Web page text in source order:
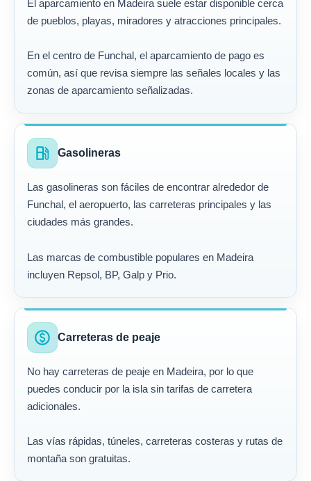
El aparcamiento en Madeira suele estar disponible cerca
de pueblos, playas, miradores y atracciones principales.
En el centro de Funchal, el aparcamiento de pago es
común, así que revisa siempre las señales locales y las
zonas de aparcamiento señalizadas.
local_gas_station Gasolineras
Las gasolineras son fáciles de encontrar alrededor de
Funchal, el aeropuerto, las carreteras principales y las
ciudades más grandes.
Las marcas de combustible populares en Madeira
incluyen Repsol, BP, Galp y Prio.
paid Carreteras de peaje
No hay carreteras de peaje en Madeira, por lo que
puedes conducir por la isla sin tarifas de carretera
adicionales.
Las vías rápidas, túneles, carreteras costeras y rutas de
montaña son gratuitas.